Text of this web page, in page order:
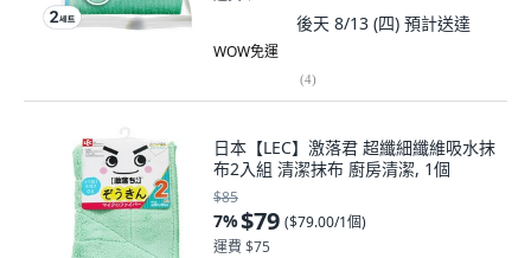
後天 8/13 (四) 預計送達
WOW免運
(4)
日本【LEC】激落君 超纖細纖維吸水抹
布2入組 清潔抹布 廚房清潔, 1個
$85
7%$79 ($79.00/1個)
運費 $75